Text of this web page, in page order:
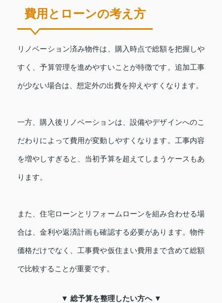
費用とローンの考え方
リノベーション済み物件は、購入時点で総額を把握しや
すく、予算管理を進めやすいことが特徴です。追加工事
が少ない場合は、想定外の出費を抑えやすくなります。
一方、購入後リノベーションは、設備やデザインへのこ
だわりによって費用が変動しやすくなります。工事内容
を増やしすぎると、当初予算を超えてしまうケースもあ
ります。
また、住宅ローンとリフォームローンを組み合わせる場
合は、金利や返済計画も確認する必要があります。物件
価格だけでなく、工事費や仮住まい費用まで含めて総額
で比較することが重要です。
▼ 総予算を整理したい方へ ▼